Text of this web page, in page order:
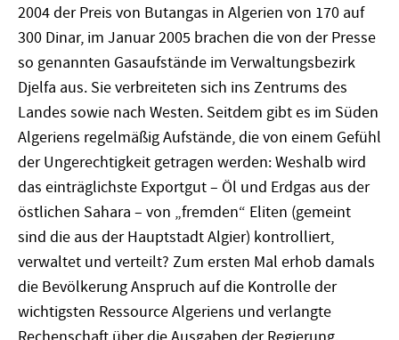
2004 der Preis von Butangas in Algerien von 170 auf
300 Dinar, im Januar 2005 brachen die von der Presse
so genannten Gasaufstände im Verwaltungsbezirk
Djelfa aus. Sie verbreiteten sich ins Zentrums des
Landes sowie nach Westen. Seitdem gibt es im Süden
Algeriens regelmäßig Aufstände, die von einem Gefühl
der Ungerechtigkeit getragen werden: Weshalb wird
das einträglichste Exportgut – Öl und Erdgas aus der
östlichen Sahara – von „fremden“ Eliten (gemeint
sind die aus der Hauptstadt Algier) kontrolliert,
verwaltet und verteilt? Zum ersten Mal erhob damals
die Bevölkerung Anspruch auf die Kontrolle der
wichtigsten Ressource Algeriens und verlangte